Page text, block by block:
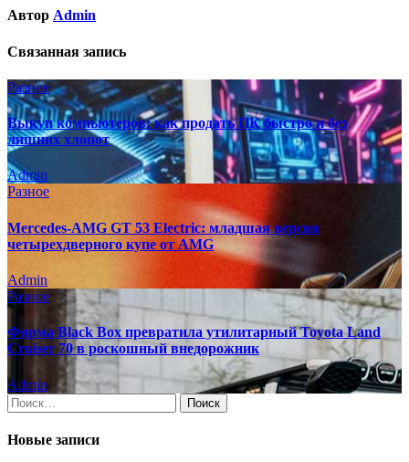
Автор Admin
Связанная запись
Разное
Выкуп компьютеров: как продать ПК быстро и без
лишних хлопот
Admin
Разное
Mercedes-AMG GT 53 Electric: младшая версия
четырехдверного купе от AMG
Admin
Разное
Фирма Black Box превратила утилитарный Toyota Land
Cruiser 70 в роскошный внедорожник
Admin
Найти:
Новые записи